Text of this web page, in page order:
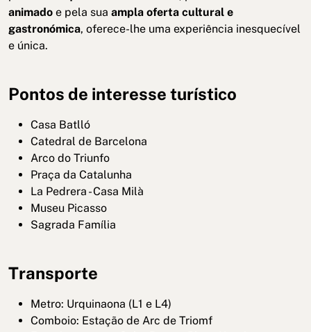
animado e pela sua ampla oferta cultural e
gastronómica, oferece-lhe uma experiência inesquecível
e única.
Pontos de interesse turístico
Casa Batlló
Catedral de Barcelona
Arco do Triunfo
Praça da Catalunha
La Pedrera - Casa Milà
Museu Picasso
Sagrada Família
Transporte
Metro: Urquinaona (L1 e L4)
Comboio: Estação de Arc de Triomf